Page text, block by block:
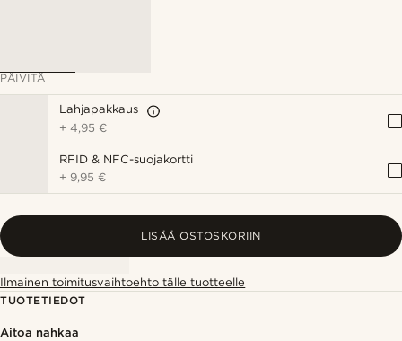
PÄIVITÄ
Lahjapakkaus
+4,95 €
RFID & NFC-suojakortti
+ 9,95 €
LISÄÄ OSTOSKORIIN
Ilmainen toimitusvaihtoehto tälle tuotteelle
TUOTETIEDOT
Aitoa nahkaa